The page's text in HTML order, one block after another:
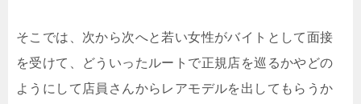
そこでは、次から次へと若い女性がバイトとして面接
を受けて、どういったルートで正規店を巡るかやどの
ようにして店員さんからレアモデルを出してもらうか